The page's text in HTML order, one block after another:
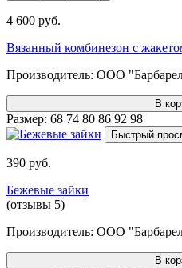
4 600 руб.
Вязанный комбинезон с
Производитель: ООО
В
Размер: 68 74 80 86 92 98
Быстрый
390 руб.
Бежевые зайки
(отзывы 5)
Производитель: ООО
В